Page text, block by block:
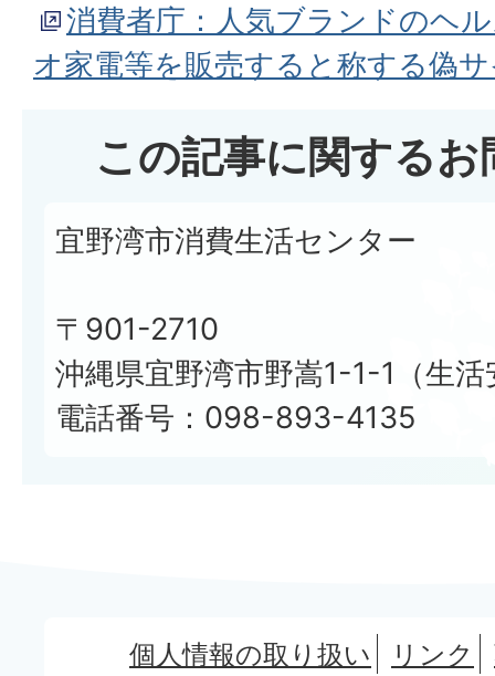
消費者庁：人気ブランドのヘ
オ家電等を販売すると称する偽
この記事に関する
宜野湾市消費生活センター
〒901-2710
沖縄県宜野湾市野嵩1-1-1（生活
電話番号：098-893-4135
個人情報の取り扱い リンク